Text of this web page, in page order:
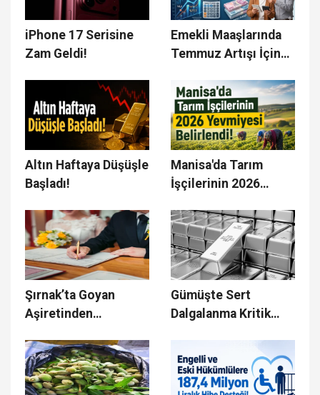
iPhone 17 Serisine
Zam Geldi!
Emekli Maaşlarında
Temmuz Artışı İçin
Çıktı!
Altın Haftaya Düşüşle
Başladı!
Manisa'da Tarım
İşçilerinin 2026
Şırnak’ta Goyan
Aşiretinden
Düzenleme
Gümüşte Sert
Dalgalanma Kritik